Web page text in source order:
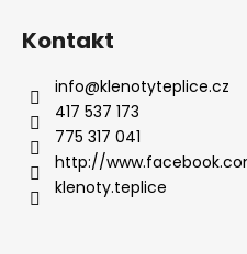
Kontakt
info@klenotyteplice.cz
417 537 173
775 317 041
http://
klenoty.teplice